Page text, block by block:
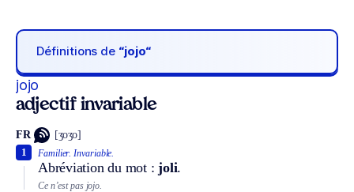
Définitions de “jojo“
jojo
adjectif invariable
FR [ʒoʒo]
Familier. Invariable.
Abréviation du mot :joli.
1
Ce n’est pas jojo.